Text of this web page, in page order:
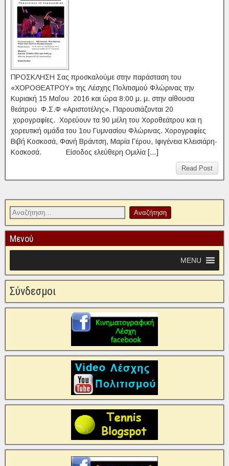
ΠΡΟΣΚΛΗΣΗ Σας προσκαλούμε στην παράσταση του
«ΧΟΡΟΘΕΑΤΡΟΥ» της Λέσχης Πολιτισμού Φλώρινας την
Κυριακή 15 Μαΐου 2016 και ώρα 8:00 μ. μ. στην αίθουσα
θεάτρου Φ.Σ.Φ «Αριστοτέλης». Παρουσιάζονται 20
χορογραφίες. Χορεύουν τα 90 μέλη του Χοροθεάτρου και η
χορευτική ομάδα του 1ου Γυμνασίου Φλώρινας. Χορογραφίες
Βιβή Κοσκοσά, Φανή Βράντση, Μαρία Γέρου, Ιφιγένεια Κλεισιάρη-
Κοσκοσά. Είσοδος ελεύθερη Ομιλία […]
Read Post
Μενού
MENU
Σύνδεσμοι